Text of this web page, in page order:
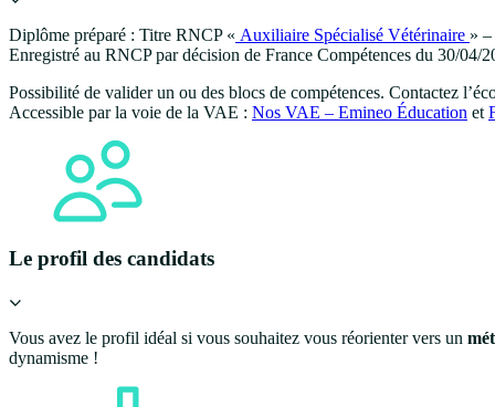
Diplôme préparé : Titre RNCP « Auxiliaire Spécialisé Vétérinaire »
Enregistré au RNCP par décision de France Compétences du 30/
Possibilité de valider un ou des blocs de compétences. Contactez
Accessible par la voie de la VAE : Nos VAE – Emineo Éducation et
Le profil des candidats
Vous avez le profil idéal si vous souhaitez vous réorienter vers un
dynamisme !